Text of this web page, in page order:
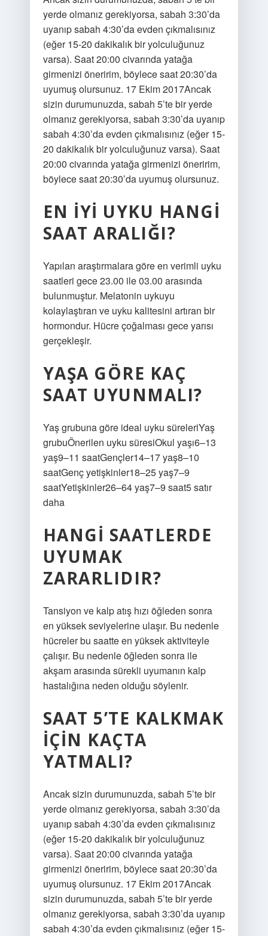
yerde olmanız gerekiyorsa, sabah 3:30’da
uyanıp sabah 4:30’da evden çıkmalısınız
(eğer 15-20 dakikalık bir yolculuğunuz
varsa). Saat 20:00 civarında yatağa
girmenizi öneririm, böylece saat 20:30’da
uyumuş olursunuz. 17 Ekim 2017Ancak
sizin durumunuzda, sabah 5’te bir yerde
olmanız gerekiyorsa, sabah 3:30’da uyanıp
sabah 4:30’da evden çıkmalısınız (eğer 15-
20 dakikalık bir yolculuğunuz varsa). Saat
20:00 civarında yatağa girmenizi öneririm,
böylece saat 20:30’da uyumuş olursunuz.
EN IYI UYKU HANGI
SAAT ARALIĞI?
Yapılan araştırmalara göre en verimli uyku
saatleri gece 23.00 ile 03.00 arasında
bulunmuştur. Melatonin uykuyu
kolaylaştıran ve uyku kalitesini artıran bir
hormondur. Hücre çoğalması gece yarısı
gerçekleşir.
YAŞA GÖRE KAÇ
SAAT UYUNMALI?
Yaş grubuna göre ideal uyku süreleriYaş
grubuÖnerilen uyku süresiOkul yaşı6–13
yaş9–11 saatGençler14–17 yaş8–10
saatGenç yetişkinler18–25 yaş7–9
saatYetişkinler26–64 yaş7–9 saat5 satır
daha
HANGI SAATLERDE
UYUMAK
ZARARLIDIR?
Tansiyon ve kalp atış hızı öğleden sonra
en yüksek seviyelerine ulaşır. Bu nedenle
hücreler bu saatte en yüksek aktiviteyle
çalışır. Bu nedenle öğleden sonra ile
akşam arasında sürekli uyumanın kalp
hastalığına neden olduğu söylenir.
SAAT 5’TE KALKMAK
IÇIN KAÇTA
YATMALI?
Ancak sizin durumunuzda, sabah 5’te bir
yerde olmanız gerekiyorsa, sabah 3:30’da
uyanıp sabah 4:30’da evden çıkmalısınız
(eğer 15-20 dakikalık bir yolculuğunuz
varsa). Saat 20:00 civarında yatağa
girmenizi öneririm, böylece saat 20:30’da
uyumuş olursunuz. 17 Ekim 2017Ancak
sizin durumunuzda, sabah 5’te bir yerde
olmanız gerekiyorsa, sabah 3:30’da uyanıp
sabah 4:30’da evden çıkmalısınız (eğer 15-